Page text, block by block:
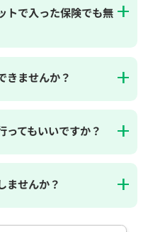
トで入った保険でも無
きませんか？
ってもいいですか？
ませんか？